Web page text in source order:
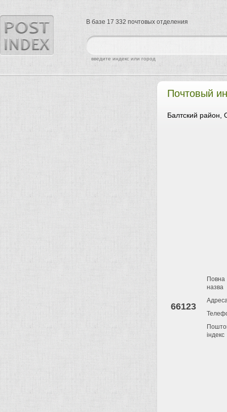
Почтовый
Балтский район,
66123
Повна
назва
індекс
найти
введите индекс или город
В базе 17 332 почтовых отделения